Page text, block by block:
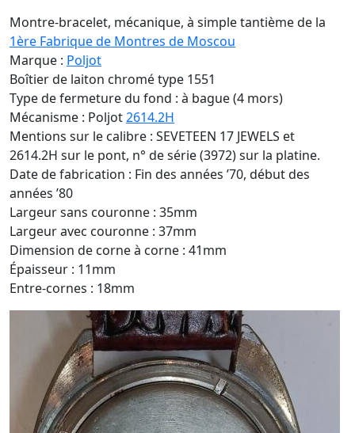
Montre-bracelet, mécanique, à simple tantième de la
1ère Fabrique de Montres de Moscou
Marque : Poljot
Boîtier de laiton chromé type 1551
Type de fermeture du fond : à bague (4 mors)
Mécanisme : Poljot2614.2H
Mentions sur le calibre : SEVETEEN 17 JEWELS et
2614.2H sur le pont, n° de série (3972) sur la platine.
Date de fabrication : Fin des années ’70, début des
années ’80
Largeur sans couronne : 35mm
Largeur avec couronne : 37mm
Dimension de corne à corne : 41mm
Épaisseur : 11mm
Entre-cornes : 18mm